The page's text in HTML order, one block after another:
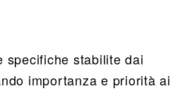
specifiche stabilite dai
importanza e priorità ai